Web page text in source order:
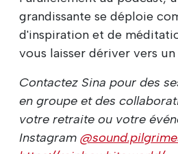
grandissante se déploie
d'inspiration et de
vous laisser dériver vers
Contactez Sina pour des
en groupe et des
votre retraite ou votre
Instagram